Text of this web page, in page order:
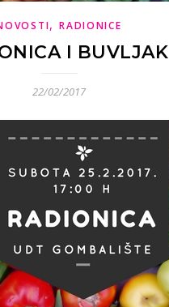
,RADIONICE
I BUVLJAK
22/02/2017